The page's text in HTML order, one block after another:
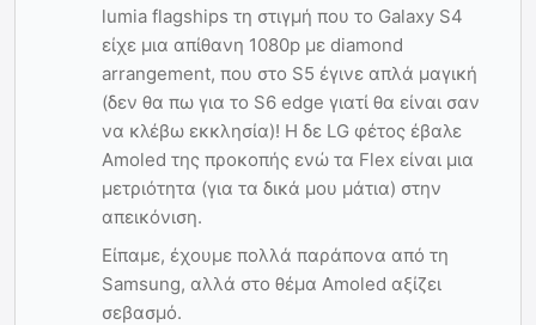
lumia flagships τη στιγμή που το Galaxy S4
είχε μια απίθανη 1080p με diamond
arrangement, που στο S5 έγινε απλά μαγική
(δεν θα πω για το S6 edge γιατί θα είναι σαν
να κλέβω εκκλησία)! Η δε LG φέτος έβαλε
Amoled της προκοπής ενώ τα Flex είναι μια
μετριότητα (για τα δικά μου μάτια) στην
απεικόνιση.
Είπαμε, έχουμε πολλά παράπονα από τη
Samsung, αλλά στο θέμα Amoled αξίζει
σεβασμό.